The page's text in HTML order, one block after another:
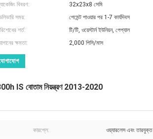
বিবরণ:
32x23x8 সেমি
সময়:
পেমেন্ট পাওয়ার পর 1-7 কার্যদিবস
শর্ত:
টি/টি, ওয়েস্টার্ন ইউনিয়ন, পেপ্যাল
ক্ষমতা:
2,000 পিসি/মাস
IS বোতাম নিয়ন্ত্রণ 2013-2020
কারপ্লে: ওয়্যারলেস এবং তারযুক্ত